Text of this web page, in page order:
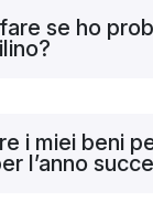
se ho
i miei beni
l’anno